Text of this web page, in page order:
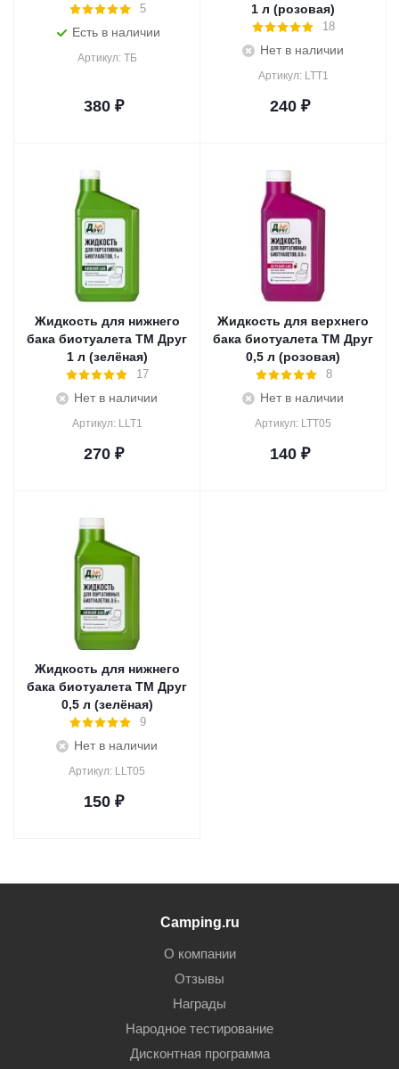
5
Есть в наличии
Артикул: ТБ
380 ₽
1 л (розовая)
18
Нет в наличии
Артикул: LTT1
240 ₽
Жидкость для нижнего
бака биотуалета ТМ Друг
1 л (зелёная)
17
Нет в наличии
Артикул: LLT1
270 ₽
Жидкость для верхнего
бака биотуалета ТМ Друг
0,5 л (розовая)
8
Нет в наличии
Артикул: LTT05
140 ₽
Жидкость для нижнего
бака биотуалета ТМ Друг
0,5 л (зелёная)
9
Нет в наличии
Артикул: LLT05
150 ₽
Camping.ru
О компании
Отзывы
Награды
Народное тестирование
Дисконтная программа